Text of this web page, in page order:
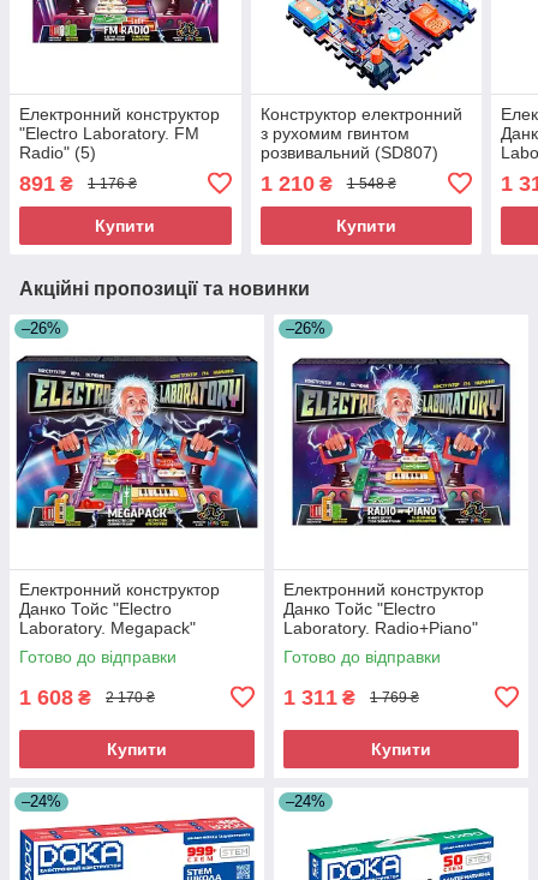
Електронний конструктор
"Electro Laboratory. FM
Radio" (5)
891 ₴ 1 176 ₴
Купити
Конструктор електронний
з рухомим гвинтом
розвивальний (SD807)
1 210₴ 1 548 ₴
Купити
1
Акційні пропозиції та новинки
–26%
Електронний конструктор
Данко Тойс "Electro
Laboratory. Megapack"
Готово до відправки
1 608 ₴ 2 170 ₴
Купити
–26%
Електронний конструктор
Данко Тойс "Electro
Laboratory. Radio+Piano"
Готово до відправки
1 311 ₴ 1 769 ₴
Купити
–24% –24%